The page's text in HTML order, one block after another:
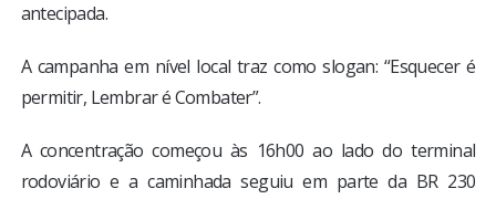
antecipada.
A campanha em nível local traz como slogan: “Esquecer é
permitir, Lembrar é Combater”.
A concentração começou às 16h00 ao lado do terminal
rodoviário e a caminhada seguiu em parte da BR 230